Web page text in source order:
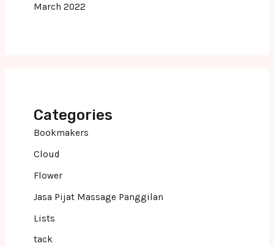
March 2022
Categories
Bookmakers
Cloud
Flower
Jasa Pijat Massage Panggilan
Lists
tack